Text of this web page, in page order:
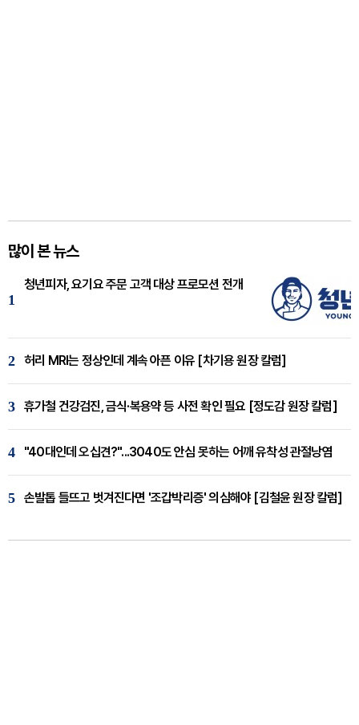
많이 본 뉴스
1
청년피자, 요기요 주문 고객 대상 프로모션 전개
2 허리 MRI는 정상인데 계속 아픈 이유 [차기용 원장 칼럼]
3 휴가철 건강검진, 금식·복용약 등 사전 확인 필요 [정도감 원장 칼럼]
4 "40대인데 오십견?"...3040도 안심 못하는 어깨 유착성 관절낭염
5 손발톱 들뜨고 벗겨진다면 '조갑박리증' 의심해야 [김철윤 원장 칼럼]